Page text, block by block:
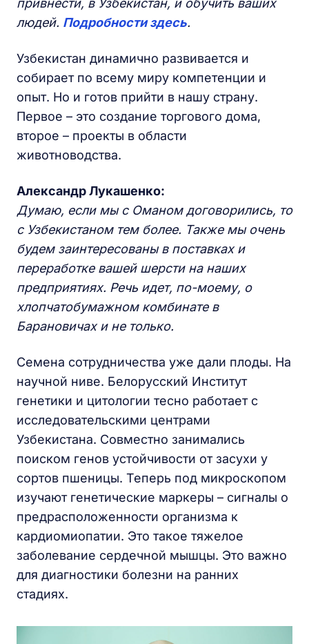
привнести, в Узбекистан, и обучить ваших
людей. Подробности здесь.
Узбекистан динамично развивается и
собирает по всему миру компетенции и
опыт. Но и готов прийти в нашу страну.
Первое – это создание торгового дома,
второе – проекты в области
животноводства.
Александр Лукашенко:
Думаю, если мы с Оманом договорились, то
с Узбекистаном тем более. Также мы очень
будем заинтересованы в поставках и
переработке вашей шерсти на наших
предприятиях. Речь идет, по-моему, о
хлопчатобумажном комбинате в
Барановичах и не только.
Семена сотрудничества уже дали плоды. На
научной ниве. Белорусский Институт
генетики и цитологии тесно работает с
исследовательскими центрами
Узбекистана. Совместно занимались
поиском генов устойчивости от засухи у
сортов пшеницы. Теперь под микроскопом
изучают генетические маркеры – сигналы о
предрасположенности организма к
кардиомиопатии. Это такое тяжелое
заболевание сердечной мышцы. Это важно
для диагностики болезни на ранних
стадиях.